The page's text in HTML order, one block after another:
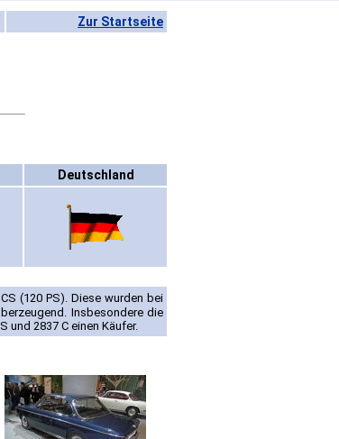
Zur Startseite
Deutschland
(120 PS). Diese wurden bei
Insbesondere die
und 2837 C einen Käufer.